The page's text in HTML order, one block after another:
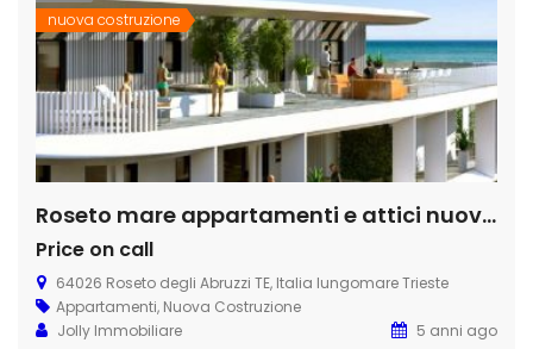
nuova costruzione
Roseto mare appartamenti e attici nuova costruzione
Price on call
64026 Roseto degli Abruzzi TE, Italia lungomare Trieste
Appartamenti, Nuova Costruzione
Jolly Immobiliare
5 anni ago